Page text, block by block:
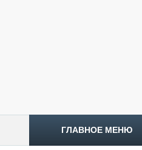
ГЛАВНОЕ МЕНЮ